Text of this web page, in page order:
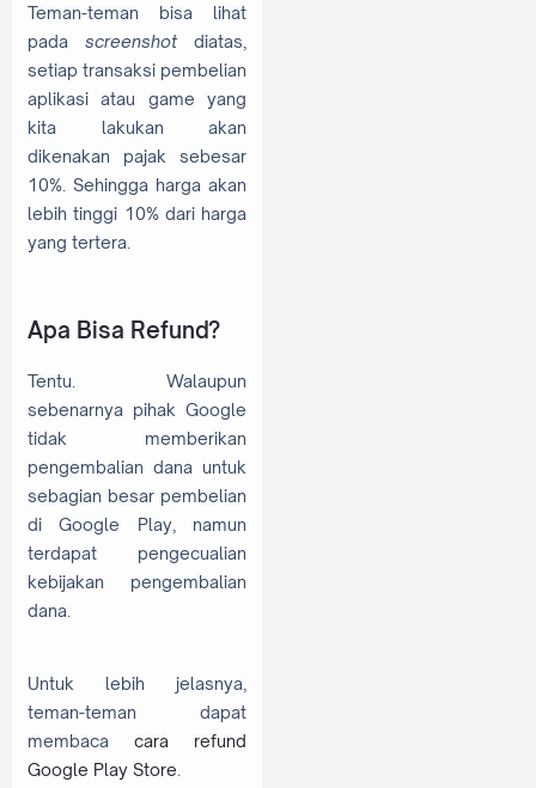
Teman-teman bisa lihat
pada screenshot diatas,
setiap transaksi pembelian
aplikasi atau game yang
kita lakukan akan
dikenakan pajak sebesar
10%. Sehingga harga akan
lebih tinggi 10% dari harga
yang tertera.
Apa Bisa Refund?
Tentu. Walaupun
sebenarnya pihak Google
tidak memberikan
pengembalian dana untuk
sebagian besar pembelian
di Google Play, namun
terdapat pengecualian
kebijakan pengembalian
dana.
Untuk lebih jelasnya,
teman-teman dapat
membaca cara refund
Google Play Store.